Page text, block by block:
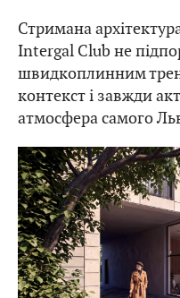
Стримана
Intergal Club не
швидкоплинним
контекст і завжди
атмосфера самого